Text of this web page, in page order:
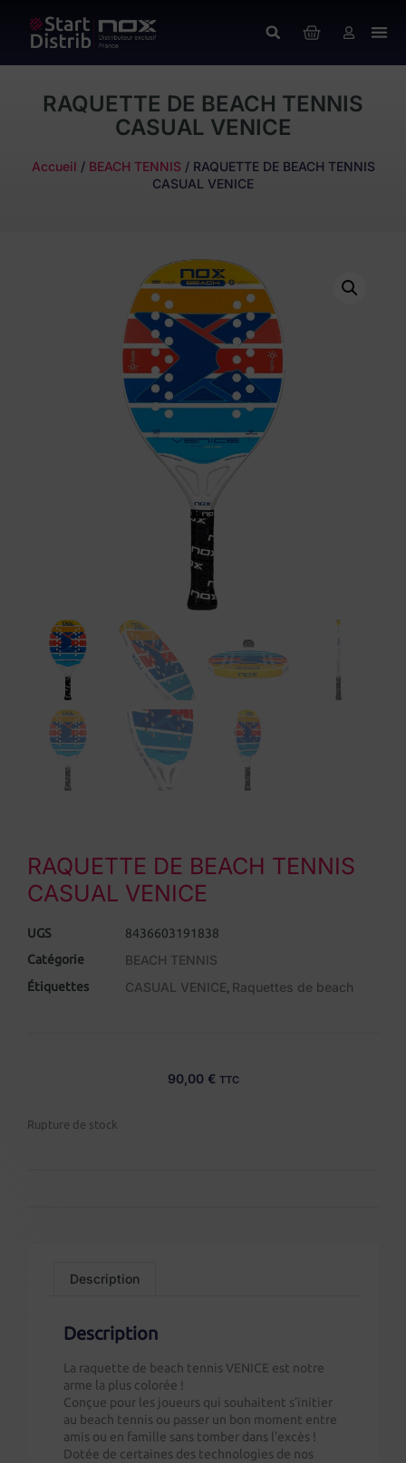
RAQUETTE DE BEACH TENNIS
CASUAL VENICE
Accueil / BEACH TENNIS / RAQUETTE DE BEACH TENNIS
CASUAL VENICE
RAQUETTE DE BEACH TENNIS
CASUAL VENICE
UGS
8436603191838
Catégorie
BEACH TENNIS
Étiquettes CASUAL VENICE, Raquettes de beach
90,00 € TTC
Rupture de stock
Description
Description
La raquette de beach tennis VENICE est notre
arme la plus colorée !
Conçue pour les joueurs qui souhaitent s’initier
au beach tennis ou passer un bon moment entre
amis ou en famille sans tomber dans l’excès !
Dotée de certaines des technologies de nos